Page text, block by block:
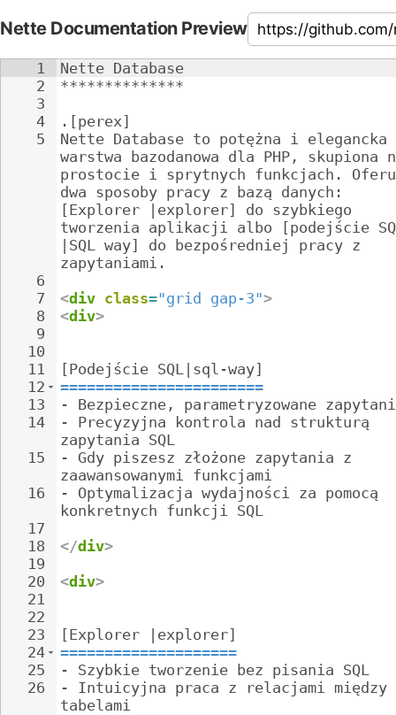
Nette Documentation Preview
1
2
3
4
5
6
7
8
9
10
11
12
13
14
15
16
17
18
19
20
21
22
23
24
25
26
Nette Database
**************
.[perex]
Nette Database to potężna i elegancka
warstwa bazodanowa dla PHP, skupiona
prostocie i sprytnych funkcjach.
dwa sposoby pracy z bazą danych:
[Explorer |explorer] do szybkiego
tworzenia aplikacji albo [podejście
|SQL way] do bezpośredniej pracy z
zapytaniami.
<div class="grid gap-3">
<div>
[Podejście SQL|sql-way]
=======================
- Bezpieczne, parametryzowane
- Precyzyjna kontrola nad strukturą
zapytania SQL
- Gdy piszesz złożone zapytania z
zaawansowanymi funkcjami
- Optymalizacja wydajności za pomocą
konkretnych funkcji SQL
</div>
<div>
[Explorer |explorer]
====================
- Szybkie tworzenie bez pisania SQL
- Intuicyjna praca z relacjami między
tabelami